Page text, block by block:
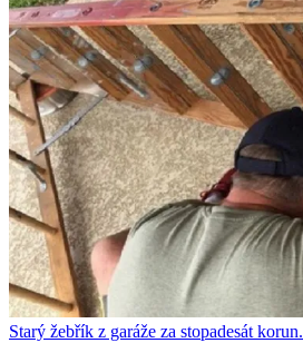
Starý žebřík z garáže za stopadesát